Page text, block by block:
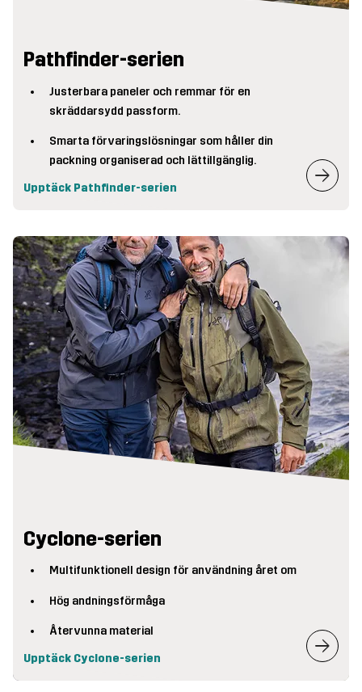
Pathfinder-serien
Justerbara paneler och remmar för en
skräddarsydd passform.
Smarta förvaringslösningar som håller din
packning organiserad och lättillgänglig.
Upptäck Pathfinder-serien
Cyclone-serien
Multifunktionell design för användning året om
Hög andningsförmåga
Återvunna material
Upptäck Cyclone-serien